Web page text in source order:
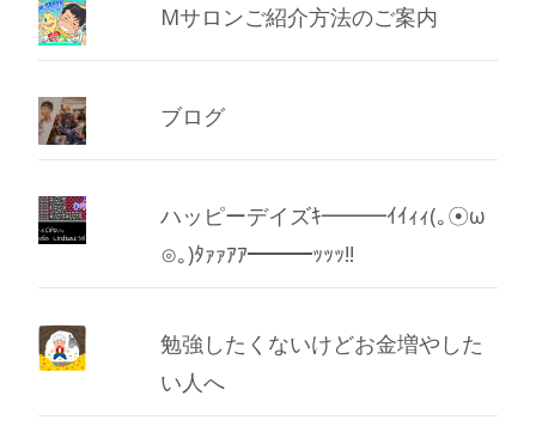
Mサロンご紹介方法のご案内
ブログ
ハッピーデイズｷ━━━ｲｲｨｨ(｡☉ω
⊙｡)ﾀｧｧｱｱ━━━ｯｯｯ!!
勉強したくないけどお金増やした
い人へ